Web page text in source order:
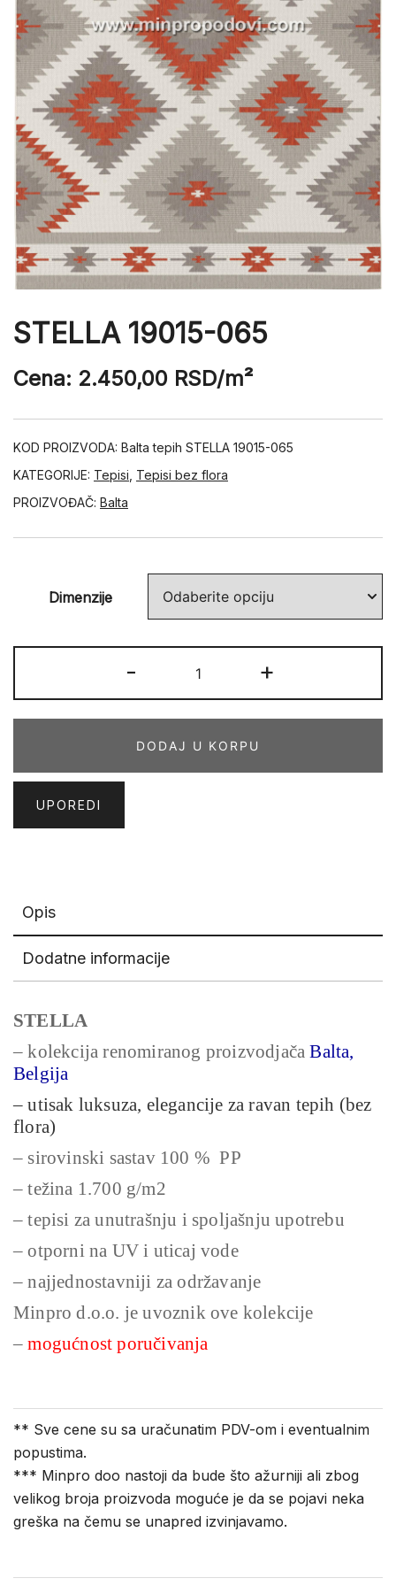
STELLA 19015-065
Cena: 2.450,00 RSD/m²
KOD PROIZVODA: Balta tepih STELLA 19015-065
KATEGORIJE: Tepisi Tepisi bez flora
PROIZVOĐAČ: Balta
Dimenzije
-
19015-
065
+
DODAJ U KORPU
UPOREDI
Opis
Dodatne informacije
STELLA
– kolekcija renomiranog proizvodjačaBalta,
Belgija
– utisak luksuza, elegancije za ravan tepih (bez
flora)
– sirovinski sastav 100 % PP
– težina 1.700 g/m2
– tepisi za unutrašnju i spoljašnju upotrebu
– otporni na UV i uticaj vode
– najjednostavniji za održavanje
Minpro d.o.o. je uvoznik ove kolekcije
–mogućnost poručivanja
** Sve cene su sa uračunatim PDV-om i eventualnim
popustima.
*** Minpro doo nastoji da bude što ažurniji ali zbog
velikog broja proizvoda moguće je da se pojavi neka
greška na čemu se unapred izvinjavamo.